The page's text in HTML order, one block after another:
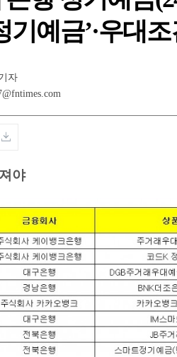
기예금’·우대
자
야